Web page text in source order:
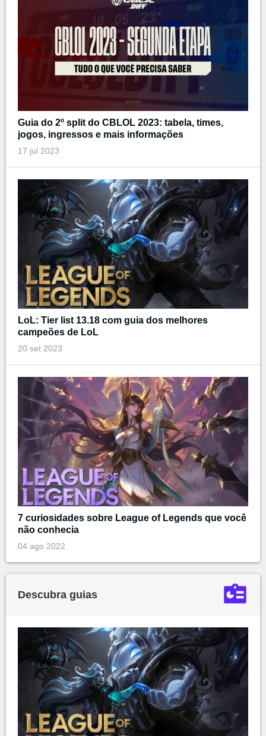
Guia do 2º split do CBLOL 2023: tabela, times,
jogos, ingressos e mais informações
17 jul 2023
LoL: Tier list 13.18 com guia dos melhores
campeões de LoL
20 set 2023
7 curiosidades sobre League of Legends que você
não conhecia
04 ago 2022
Descubra guias